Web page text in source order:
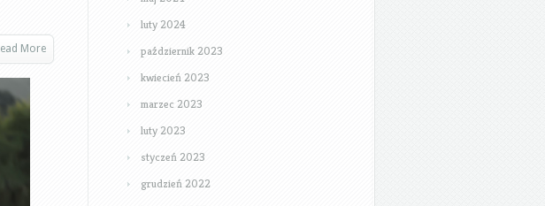
More
luty 2024
październik 2023
kwiecień 2023
marzec 2023
luty 2023
styczeń 2023
grudzień 2022